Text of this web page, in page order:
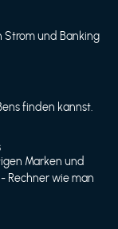
Strom und Banking
finden kannst.
Marken und
Rechner wie man